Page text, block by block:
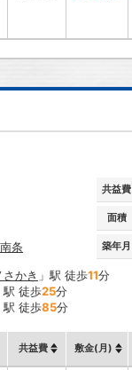
共益費
面積
南条 築年月
かき 」駅 徒歩11分
駅 徒歩25分
駅 徒歩85分
共益費 敷金(月)